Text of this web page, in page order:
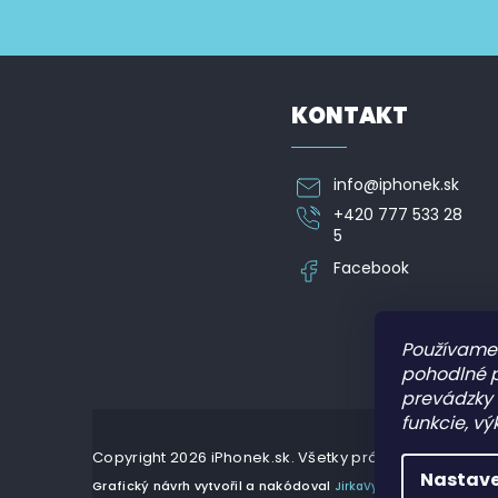
pohodlné
funkcie,
t
KONTAKT
info@iphonek.sk
+420 777 533 28
5
Facebook
Copyright 2026 iPhonek.sk. Všetky práva vyhradené.
Grafický návrh vytvořil a nakódoval JirkaVyhnalek.cz